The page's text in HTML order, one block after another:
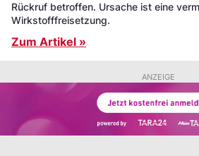
Rückruf betroffen. Ursache ist eine
Wirkstofffreisetzung.
Zum Artikel »
ANZEIGE